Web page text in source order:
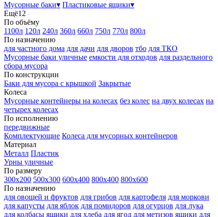
Мусорные баки▾ Пластиковые ящики▾
Ещё12
По объёму
1100л 120л 240л 360л 660л 750л 770л 800л
По назначению
для частного дома для дачи для дворов тбо для ТКО
Мусорные баки уличные емкости для отходов для раздельного
сбора мусора
По конструкции
Баки для мусора с крышкой Закрытые
Колеса
Мусорные контейнеры на колесах без колес на двух колесах на
четырех колесах
По исполнению
передвижные
Комплектующие Колеса для мусорных контейнеров
Материал
Металл Пластик
Урны уличные
По размеру
300х200 500х300 600х400 800х400 800х600
По назначению
для овощей и фруктов для грибов для картофеля для моркови
для капусты для яблок для помидоров для огурцов для лука
для колбасы ящики для хлеба для ягод для метизов ящики для